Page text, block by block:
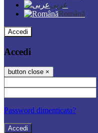
عربى
Română
Accedi
Accedi
button close ×
Password dimenticata?